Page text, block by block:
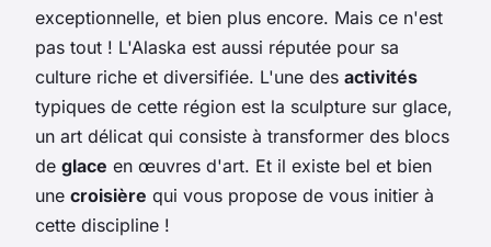
exceptionnelle, et bien plus encore. Mais ce n'est
pas tout ! L'Alaska est aussi réputée pour sa
culture riche et diversifiée. L'une des activités
typiques de cette région est la sculpture sur glace,
un art délicat qui consiste à transformer des blocs
de glace en œuvres d'art. Et il existe bel et bien
une croisière qui vous propose de vous initier à
cette discipline !